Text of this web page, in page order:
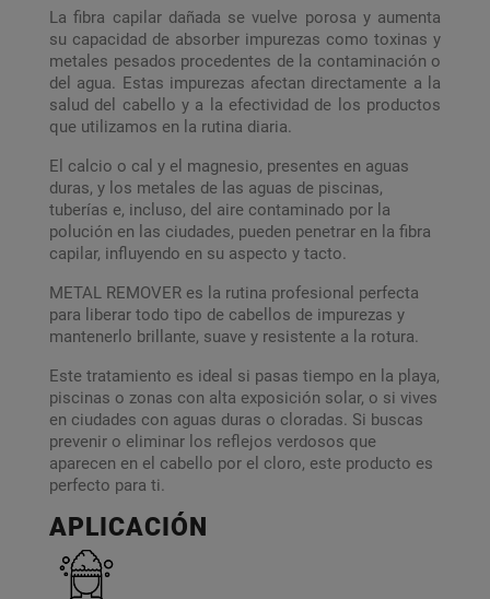
La fibra capilar dañada se vuelve porosa y aumenta
su capacidad de absorber impurezas como toxinas y
metales pesados procedentes de la contaminación o
del agua. Estas impurezas afectan directamente a la
salud del cabello y a la efectividad de los productos
que utilizamos en la rutina diaria.
El calcio o cal y el magnesio, presentes en aguas
duras, y los metales de las aguas de piscinas,
tuberías e, incluso, del aire contaminado por la
polución en las ciudades, pueden penetrar en la fibra
capilar, influyendo en su aspecto y tacto.
METAL REMOVER es la rutina profesional perfecta
para liberar todo tipo de cabellos de impurezas y
mantenerlo brillante, suave y resistente a la rotura.
Este tratamiento es ideal si pasas tiempo en la playa,
piscinas o zonas con alta exposición solar, o si vives
en ciudades con aguas duras o cloradas. Si buscas
prevenir o eliminar los reflejos verdosos que
aparecen en el cabello por el cloro, este producto es
perfecto para ti.
APLICACIÓN